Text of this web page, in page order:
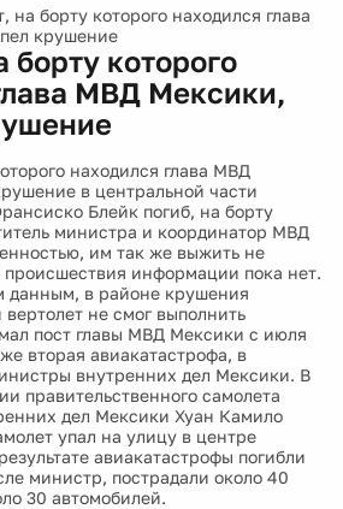
на борту которого находился глава
крушение
борту которого
МВД Мексики,
находился глава МВД
в центральной части
Блейк погиб, на борту
министра и координатор МВД
им так же выжить не
информации пока нет.
данным, в районе крушения
не смог выполнить
пост главы МВД Мексики с июля
вторая авиакатастрофа, в
внутренних дел Мексики. В
правительственного самолета
дел Мексики Хуан Камило
упал на улицу в центре
авиакатастрофы погибли
министр, пострадали около 40
30 автомобилей.